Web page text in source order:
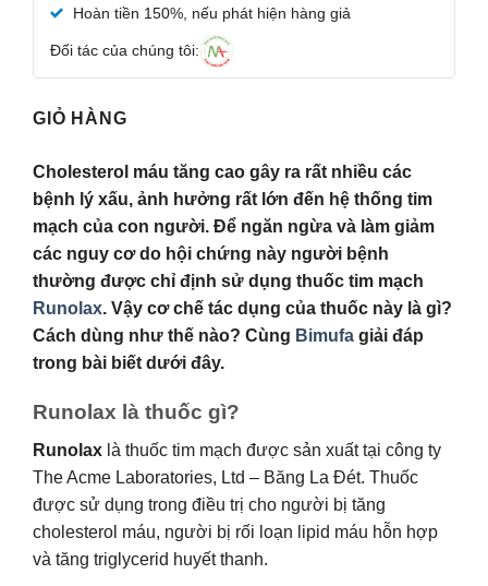
5 saoHoàn tiền 150%, nếu phát hiện hàng giả
Đối tác của chúng tôi:
GIỎ HÀNG
Cholesterol máu tăng cao gây ra rất nhiều các
bệnh lý xấu, ảnh hưởng rất lớn đến hệ thống tim
mạch của con người. Để ngăn ngừa và làm giảm
các nguy cơ do hội chứng này người bệnh
thường được chỉ định sử dụng thuốc tim mạch
Runolax. Vậy cơ chế tác dụng của thuốc này là gì?
Cách dùng như thế nào? Cùng Bimufa giải đáp
trong bài biết dưới đây.
Runolax là thuốc gì?
Runolax là thuốc tim mạch được sản xuất tại công ty
The Acme Laboratories, Ltd – Băng La Đét. Thuốc
được sử dụng trong điều trị cho người bị tăng
cholesterol máu, người bị rối loạn lipid máu hỗn hợp
và tăng triglycerid huyết thanh.